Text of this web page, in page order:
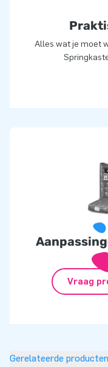
Rollercoaster
met een attractie die
Alles wat je moet
Vraag
Gerelateerde producten